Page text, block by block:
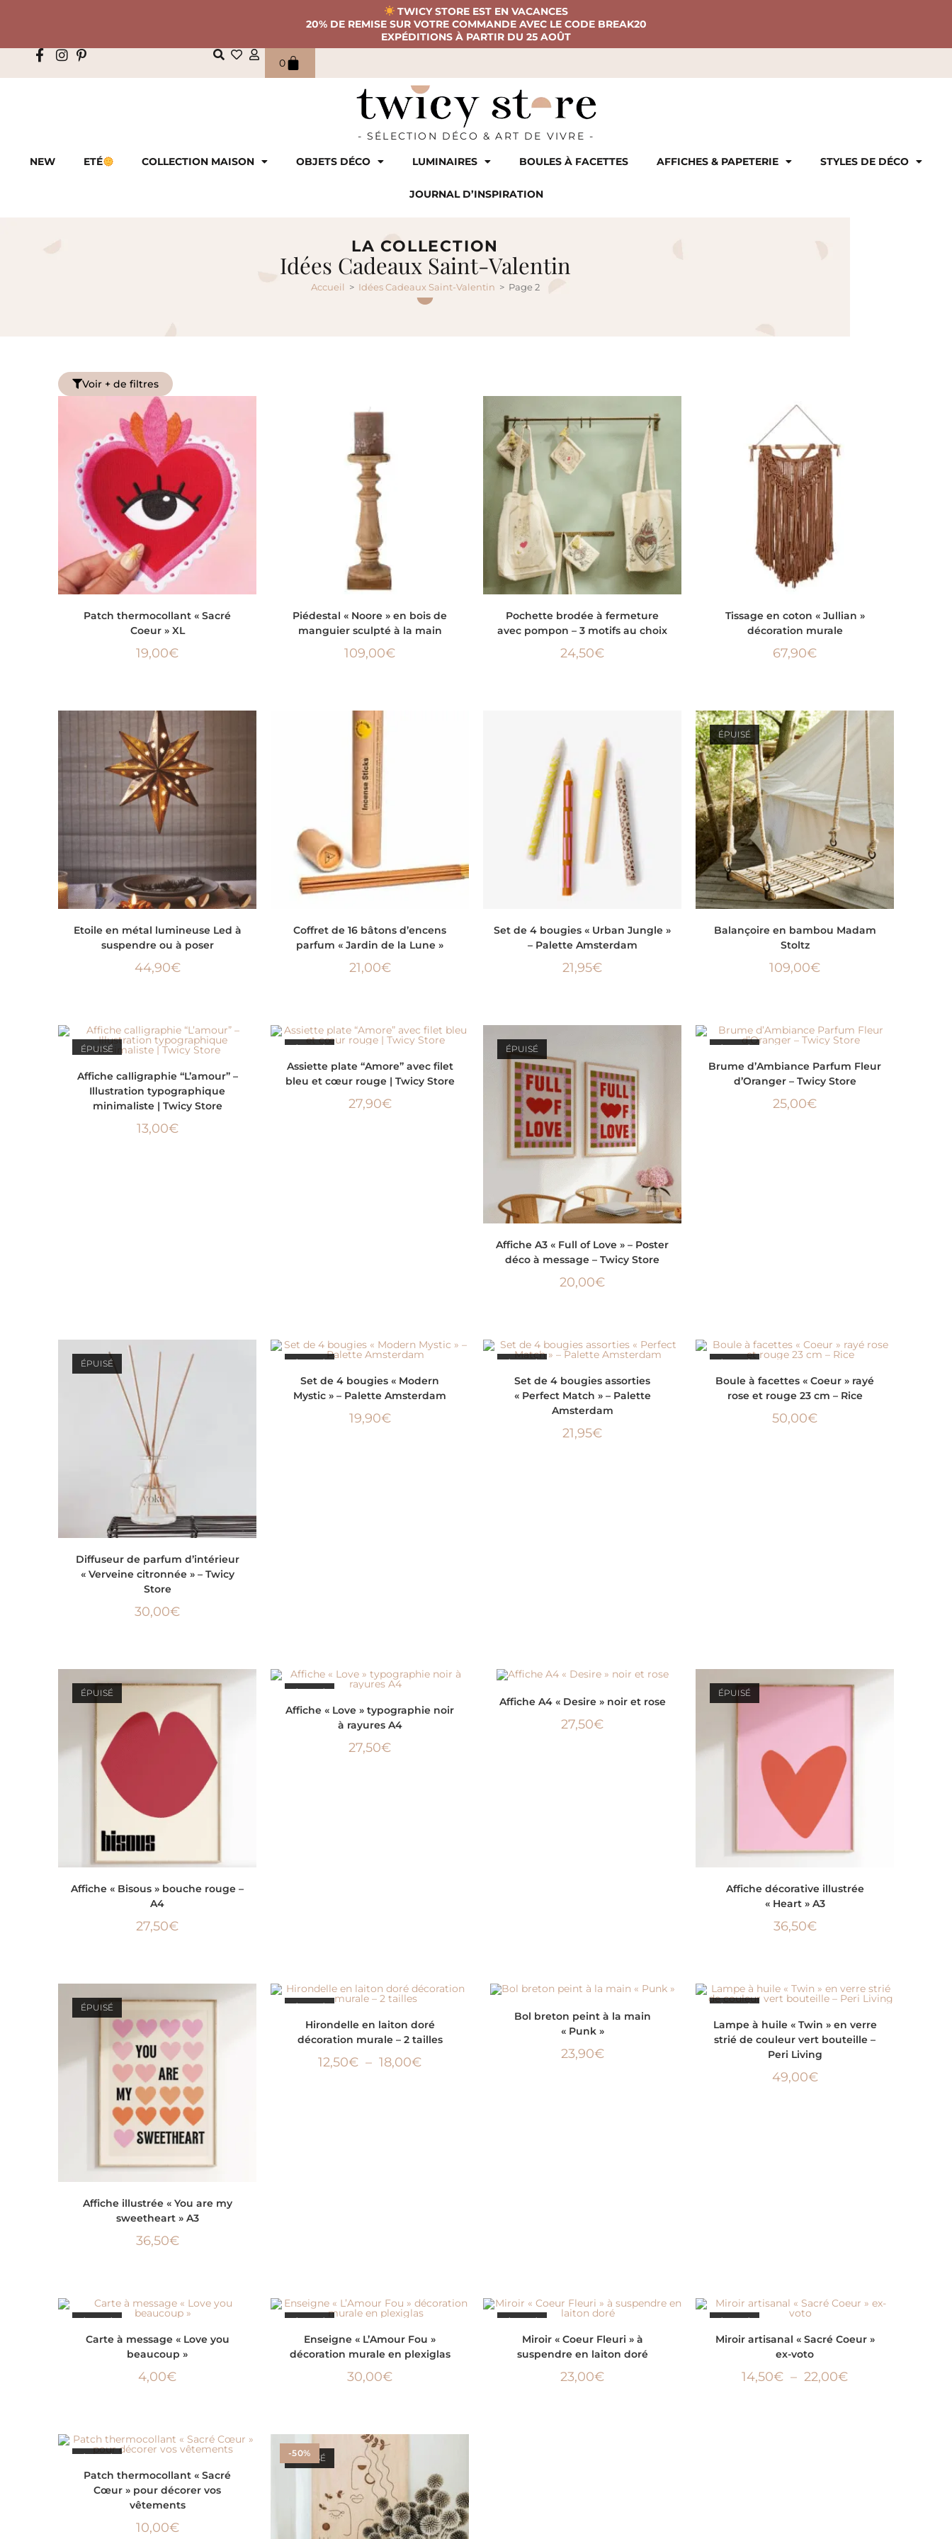
TWICY STORE EST EN VACANCES
20% DE REMISE SUR VOTRE COMMANDE AVEC LE CODE BREAK20
EXPÉDITIONS À PARTIR DU 25 AOÛT
0
- SÉLECTION DÉCO & ART DE VIVRE -
NEW
ETÉ COLLECTION MAISON OBJETS DÉCO LUMINAIRES BOULES À FACETTES AFFICHES & PAPETERIE STYLES DE DÉCO
JOURNAL D’INSPIRATION
LA COLLECTION
Idées Cadeaux Saint-Valentin
Accueil > Idées Cadeaux Saint-Valentin > Page 2
Voir + de filtres
Patch thermocollant « Sacré
Coeur » XL
19,00€
Piédestal « Noore » en bois de
manguier sculpté à la main
109,00€
Pochette brodée à fermeture
avec pompon – 3 motifs au choix
24,50€
Tissage en coton « Jullian »
décoration murale
67,90€
Etoile en métal lumineuse Led à
suspendre ou à poser
44,90€
Coffret de 16 bâtons d’encens
parfum « Jardin de la Lune »
21,00€
Set de 4 bougies « Urban Jungle »
– Palette Amsterdam
21,95€
ÉPUISÉ
Balançoire en bambou Madam
Stoltz
109,00€
ÉPUISÉ
Affiche calligraphie “L’amour” –
Illustration typographique
minimaliste | Twicy Store
13,00€
Assiette plate “Amore” avec filet
bleu et cœur rouge | Twicy Store
27,90€
ÉPUISÉ
Affiche A3 « Full of Love » – Poster
déco à message – Twicy Store
20,00€
Brume d’Ambiance Parfum Fleur
d’Oranger – Twicy Store
25,00€
ÉPUISÉ
Diffuseur de parfum d’intérieur
« Verveine citronnée » – Twicy
Store
30,00€
Set de 4 bougies « Modern
Mystic » – Palette Amsterdam
19,90€
Set de 4 bougies assorties
« Perfect Match » – Palette
Amsterdam
21,95€
Boule à facettes « Coeur » rayé
rose et rouge 23 cm – Rice
50,00€
ÉPUISÉ
Affiche « Bisous » bouche rouge –
A4
27,50€
Affiche « Love » typographie noir
à rayures A4
27,50€
Affiche A4 « Desire » noir et rose
27,50€
ÉPUISÉ
Affiche décorative illustrée
« Heart » A3
36,50€
ÉPUISÉ
Affiche illustrée « You are my
sweetheart » A3
36,50€
Hirondelle en laiton doré
décoration murale – 2 tailles
12,50€ – 18,00€
Bol breton peint à la main
« Punk »
23,90€
Lampe à huile « Twin » en verre
strié de couleur vert bouteille –
Peri Living
49,00€
Carte à message « Love you
beaucoup »
4,00€
Enseigne « L’Amour Fou »
décoration murale en plexiglas
30,00€
Miroir « Coeur Fleuri » à
suspendre en laiton doré
23,00€
Miroir artisanal « Sacré Coeur »
ex-voto
14,50€ – 22,00€
Patch thermocollant « Sacré
Cœur » pour décorer vos
vêtements
10,00€
ÉPUISÉ
-50%